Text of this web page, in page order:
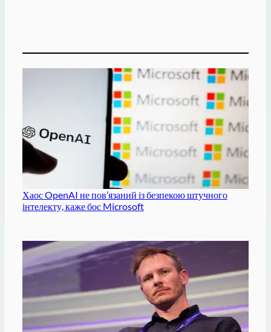
Хаос OpenAI не пов’язаний із безпекою штучного
інтелекту, каже бос Microsoft